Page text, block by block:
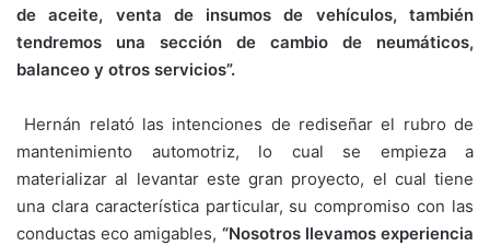
de aceite, venta de insumos de vehículos, también
tendremos una sección de cambio de neumáticos,
balanceo y otros servicios”.
Hernán relató las intenciones de rediseñar el rubro de
mantenimiento automotriz, lo cual se empieza a
materializar al levantar este gran proyecto, el cual tiene
una clara característica particular, su compromiso con las
conductas eco amigables, “Nosotros llevamos experiencia